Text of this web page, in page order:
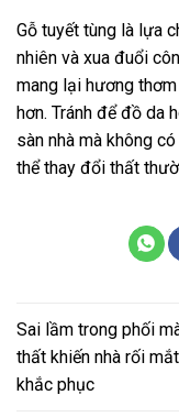
Gỗ tuyết tùng là lựa
nhiên và xua đuổi
mang lại hương
hơn. Tránh để đồ da
sàn nhà mà không
thể thay đổi thất
Sai lầm trong phối
thất khiến nhà rối
khắc phục